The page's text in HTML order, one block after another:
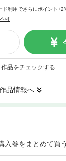
ド利用でさらにポイント
可
作品をチェックする
品情報へ
入巻をまとめて買う